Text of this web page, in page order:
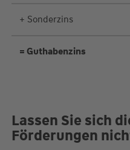
+ Sonderzins
= Guthabenzins
Lassen Sie sich
Förderungen